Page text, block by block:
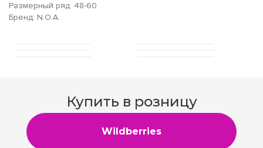
Размерный ряд: 48-60
Бренд: N.O.A.
Купить в розницу
Wildberries